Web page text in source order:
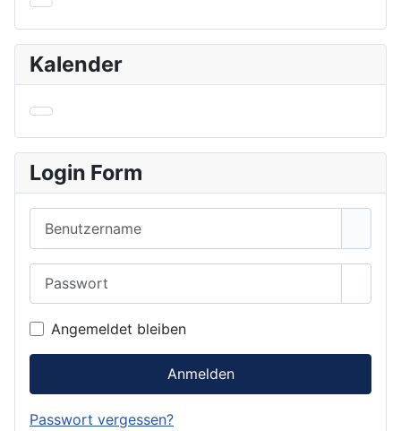
Kalender
Login Form
Angemeldet bleiben
Anmelden
Passwort vergessen?